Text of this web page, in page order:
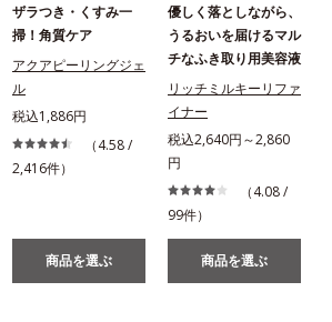
ザラつき・くすみ一
掃！角質ケア
アクアピーリングジェ
ル
税込1,886円
（4.58 /
2,416件）
商品を選ぶ
優しく落としながら、
うるおいを届けるマル
チなふき取り用美容液
リッチミルキーリファ
イナー
税込2,640円～2,860
円
（4.08 /
99件）
商品を選ぶ